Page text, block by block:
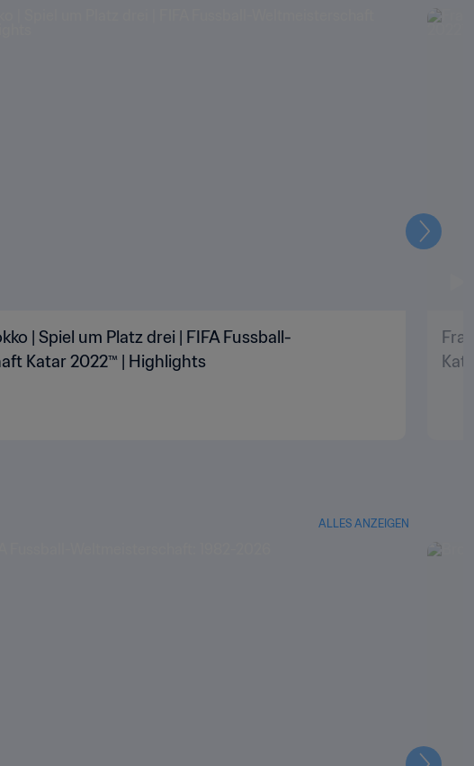
| Spiel um Platz drei | FIFA Fussball-
Katar 2022™ | Highlights
Weiter
ALLES ANZEIGEN